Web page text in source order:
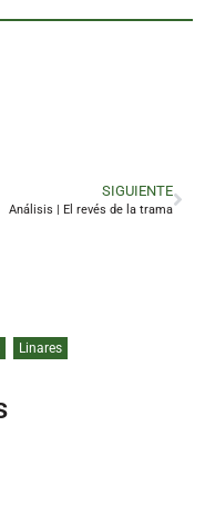
SIGUIENTE
Análisis | El revés de la trama
Linares